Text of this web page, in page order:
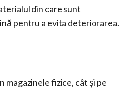
din care sunt
pentru a evita deteriorarea.
magazinele fizice, cât și pe